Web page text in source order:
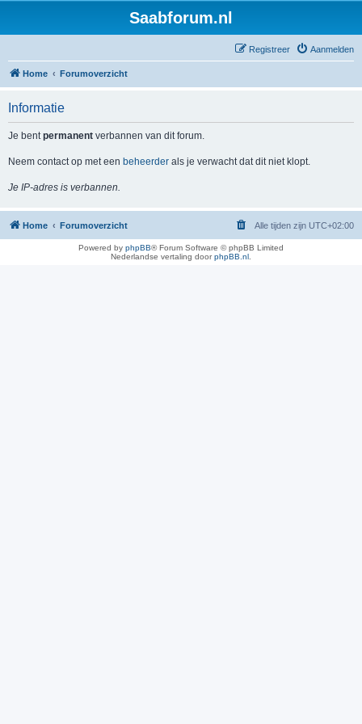
Saabforum.nl
Aanmelden
Registreer
Home Forumoverzicht
Informatie
Je bentpermanent verbannen van dit forum.
Neem contact op met een beheerder als je verwacht dat dit niet klopt.
Je IP-adres is verbannen.
Home Forumoverzicht Alle tijden zijn UTC+02:00
Powered by phpBB® Forum Software © phpBB Limited
Nederlandse vertaling doorphpBB.nl